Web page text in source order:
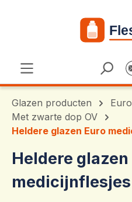
Glazen producten
Met zwarte dop OV
Heldere glazen Euro
Heldere glazen
medicijnflesjes